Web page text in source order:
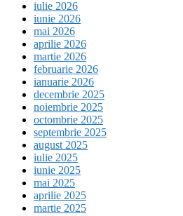
iulie 2026
iunie 2026
mai 2026
aprilie 2026
martie 2026
februarie 2026
ianuarie 2026
decembrie 2025
noiembrie 2025
octombrie 2025
septembrie 2025
august 2025
iulie 2025
iunie 2025
mai 2025
aprilie 2025
martie 2025